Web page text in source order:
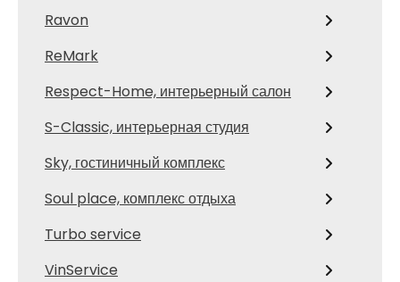
Ravon
ReMark
Respect-Home, интерьерный салон
S-Classic, интерьерная студия
Sky, гостиничный комплекс
Soul place, комплекс отдыха
Turbo service
VinService